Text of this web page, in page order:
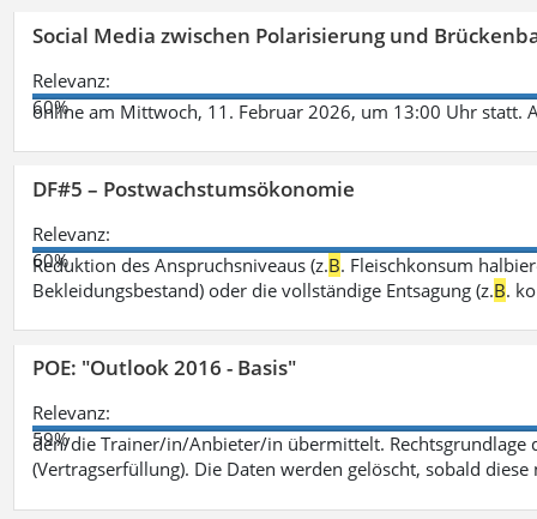
Social Media zwischen Polarisierung und
Relevanz:
60%
online am Mittwoch, 11. Februar 2026, um 13:00 Uhr
DF#5 – Postwachstumsökonomie
Relevanz:
60%
Reduktion des Anspruchsniveaus (z.B. Fleischkonsum
Bekleidungsbestand) oder die vollständige Entsagung (z.B.
POE: "Outlook 2016 - Basis"
Relevanz:
59%
den/die Trainer/in/Anbieter/in übermittelt. Rechtsgrundlage
(Vertragserfüllung). Die Daten werden gelöscht, sobald